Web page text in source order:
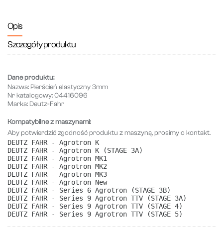
Opis
Szczegóły produktu
Dane produktu:
Nazwa: Pierścień elastyczny 3mm
Nr katalogowy:04416096
Marka: Deutz-Fahr
Kompatybilne z maszynami:
Aby potwierdzić zgodność produktu z maszyną, prosimy o kontakt.
DEUTZ FAHR - Agrotron K
DEUTZ FAHR - Agrotron K (STAGE 3A)
DEUTZ FAHR - Agrotron MK1
DEUTZ FAHR - Agrotron MK2
DEUTZ FAHR - Agrotron MK3
DEUTZ FAHR - Agrotron New
DEUTZ FAHR - Series 6 Agrotron (STAGE 3B)
DEUTZ FAHR - Series 9 Agrotron TTV (STAGE 3A)
DEUTZ FAHR - Series 9 Agrotron TTV (STAGE 4)
DEUTZ FAHR - Series 9 Agrotron TTV (STAGE 5)